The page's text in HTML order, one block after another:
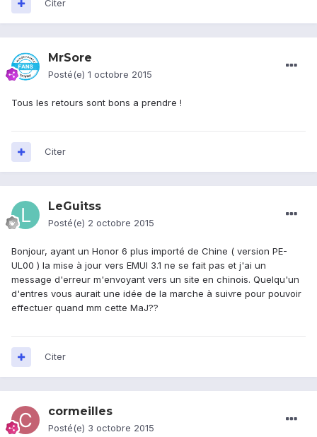
Citer
MrSore
Posté(e) 1 octobre 2015
Tous les retours sont bons a prendre !
Citer
LeGuitss
Posté(e) 2 octobre 2015
Bonjour, ayant un Honor 6 plus importé de Chine ( version PE-
UL00 ) la mise à jour vers EMUI 3.1 ne se fait pas et j'ai un
message d'erreur m'envoyant vers un site en chinois. Quelqu'un
d'entres vous aurait une idée de la marche à suivre pour pouvoir
effectuer quand mm cette MaJ??
Citer
cormeilles
Posté(e) 3 octobre 2015